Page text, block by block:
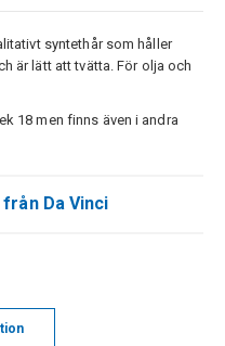
syntethår som håller
är lätt att tvätta. För olja och
18 men finns även i andra
Da Vinci